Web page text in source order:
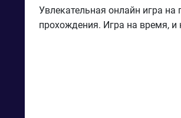
Увлекательная онлайн игра
прохождения. Игра на время, и